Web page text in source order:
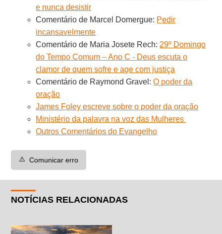
e nunca desistir
Comentário de Marcel Domergue: Pedir
incansavelmente
Comentário de Maria Josete Rech: 29º Domingo
do Tempo Comum – Ano C - Deus escuta o
clamor de quem sofre e age com justiça
Comentário de Raymond Gravel:O poder da
oração
James Foley escreve sobre o poder da oração
Ministério da palavra na voz das Mulheres
Outros Comentários do Evangelho
⚠️ Comunicar erro
NOTÍCIAS RELACIONADAS